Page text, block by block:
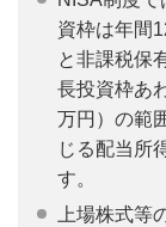
資枠は年間
と非課税保
長投資枠あ
万円）の範
じる配当所
す。
上場株式等